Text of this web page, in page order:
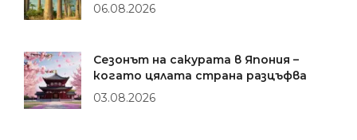
06.08.2026
Сезонът на сакурата в Япония –
когато цялата страна разцъфва
03.08.2026